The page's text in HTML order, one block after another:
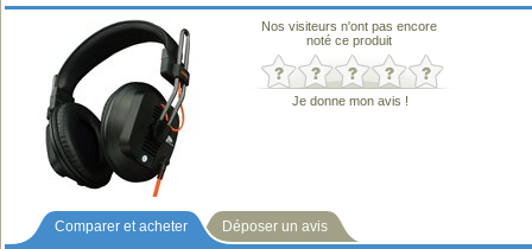
Nos visiteurs n'ont pas encore
noté ce produit
Je donne mon avis !
Comparer et acheter Déposer un avis